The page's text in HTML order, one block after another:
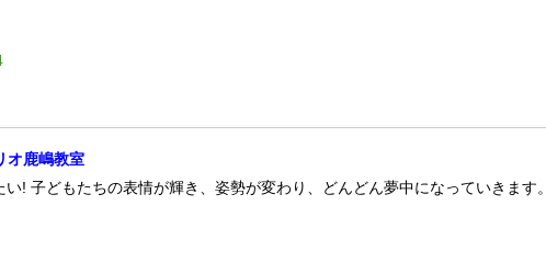
オ鹿嶋教室
! 子どもたちの表情が輝き、姿勢が変わり、どんどん夢中になっていきます。